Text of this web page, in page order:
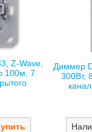
Z-Wave,
100м, 7
Диммер
300Вт,